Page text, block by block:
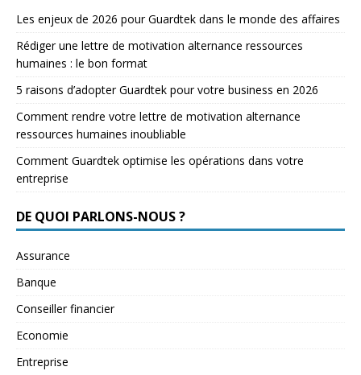
Les enjeux de 2026 pour Guardtek dans le monde des affaires
Rédiger une lettre de motivation alternance ressources
humaines : le bon format
5 raisons d’adopter Guardtek pour votre business en 2026
Comment rendre votre lettre de motivation alternance
ressources humaines inoubliable
Comment Guardtek optimise les opérations dans votre
entreprise
DE QUOI PARLONS-NOUS ?
Assurance
Banque
Conseiller financier
Economie
Entreprise